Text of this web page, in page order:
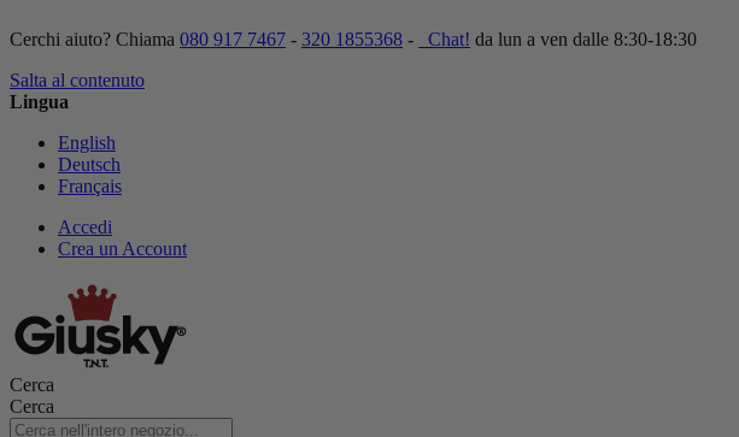
Cerchi aiuto? Chiama 080 917 7467 - 320 1855368 - Chat! da lun a ven dalle 8:30-18:30
Salta al contenuto
Lingua
English
Deutsch
Français
Accedi
Crea un Account
Cerca
Cerca